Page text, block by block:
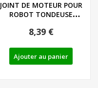
JOINT DE MOTEUR POUR
ROBOT TONDEUSE
8,39 €
Ajouter au panier